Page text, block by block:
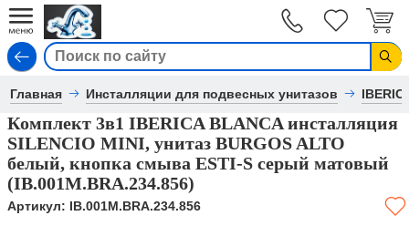
Главная Инсталляции для подвесных унитазов
Комплект 3в1 IBERICA BLANCA инсталляция
SILENCIO MINI, унитаз BURGOS ALTO
белый, кнопка смыва ESTI-S серый матовый
(IB.001M.BRA.234.856)
Артикул: IB.001M.BRA.234.856